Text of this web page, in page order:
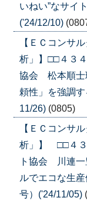
いねい”なサイ
('24/12/10)
【ＥＣコンサ
析」】□□４３
協会 松本順
頼性」を強調
11/26) (0805)
【ＥＣコンサ
析」】 □□４３
ト協会 川連
ルでエコな生
号）('24/11/05)